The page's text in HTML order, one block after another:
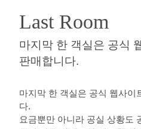
Last Room
마지막 한 객실은 공식
판매합니다.
마지막 한 객실은 공식 웹사이
다.
요금뿐만 아니라 공실 상황도